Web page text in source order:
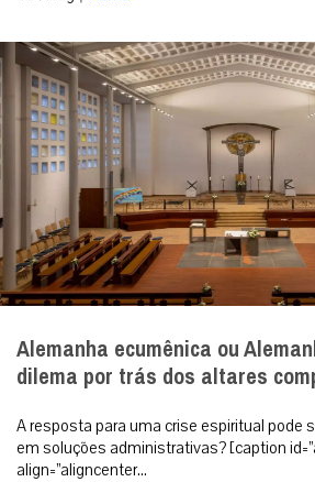
Alemanha ecumênica ou
dilema por trás dos altares
A resposta para uma crise espiritual pode
em soluções administrativas? [caption
align=”aligncenter...